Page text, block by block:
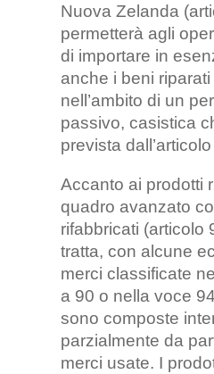
Nuova Zelanda
permetterà agli
di importare in
anche i beni
nell’ambito di un
passivo, casistica
prevista
Accanto ai prodotti
quadro avanzato
rifabbricati (articolo
tratta, con alcune
merci classificate
a 90 o nella voce
sono composte
parzialmente da
merci usate. I